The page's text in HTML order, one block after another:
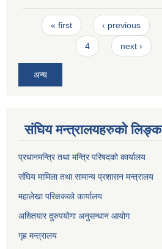
Pages
« first ‹ previous
4 next ›
अन्य
संघिय मन्त्रालयहरुको लिङ्‍क
प्रधानमन्त्रि तथा मन्त्रि परिषदको कार्यालय
संघिय मामिला तथा सामान्य प्रशासन मन्त्रालय
महालेखा परिक्षकको कार्यालय
अख्तियार दुरुपयोगा अनुसन्धान आयोग
गृह मन्त्रालय